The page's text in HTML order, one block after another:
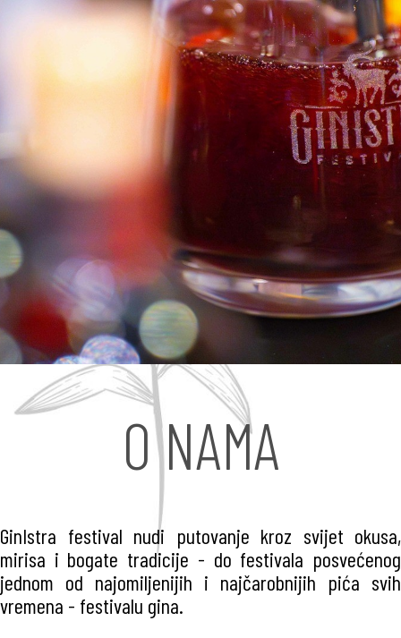
O NAMA
GinIstra festival nudi putovanje kroz svijet okusa,
mirisa i bogate tradicije - do festivala posvećenog
jednom od najomiljenijih i najčarobnijih pića svih
vremena - festivalu gina.